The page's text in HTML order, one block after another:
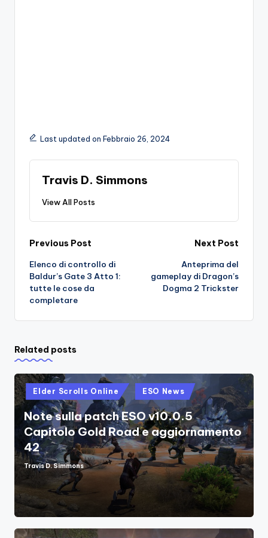
Last updated on Febbraio 26, 2024
Travis D. Simmons
View All Posts
Post
navigation
Previous Post
Elenco di controllo di
Baldur’s Gate 3 Atto 1:
tutte le cose da
completare
Next Post
Anteprima del
gameplay di Dragon’s
Dogma 2 Trickster
Related posts
Posted
in
Elder Scrolls Online ESO News
Note sulla patch ESO v10.0.5
Capitolo Gold Road e aggiornamento
42
Posted
Travis D. Simmons